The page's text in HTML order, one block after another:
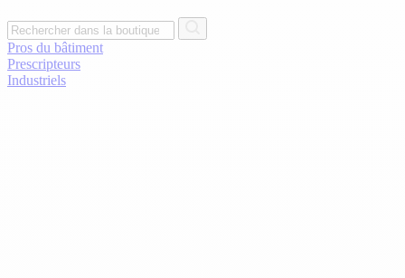
Pros du bâtiment
Prescripteurs
Industriels